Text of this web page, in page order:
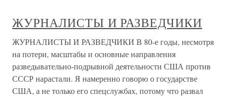
ЖУРНАЛИСТЫ И РАЗВЕДЧИКИ
ЖУРНАЛИСТЫ И РАЗВЕДЧИКИ В 80-е годы, несмотря
на потери, масштабы и основные направления
разведывательно-подрывной деятельности США против
СССР нарастали. Я намеренно говорю о государстве
США, а не только его спецслужбах, потому что развал